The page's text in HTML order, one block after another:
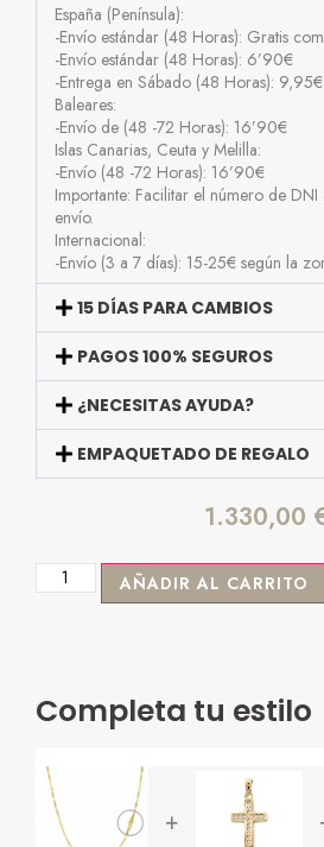
España (Península):
-Envío estándar (48 Horas): Gratis
-Envío estándar (48 Horas): 6’90€
-Entrega en Sábado (48 Horas): 9,95€
Baleares:
-Envío de (48 -72 Horas): 16’90€
Islas Canarias, Ceuta y Melilla:
-Envío (48 -72 Horas): 16’90€
Importante: Facilitar el número de
envío.
Internacional:
-Envío (3 a 7 días): 15-25€ según la
15 DÍAS PARA CAMBIOS
PAGOS 100% SEGUROS
¿NECESITAS AYUDA?
EMPAQUETADO DE REGALO
1.330,00
AÑADIR AL CARRITO
Completa tu estilo
+